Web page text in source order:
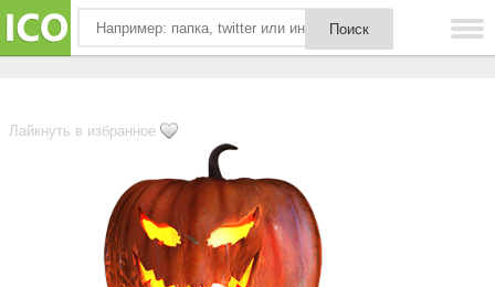
Лайкнуть в избранное